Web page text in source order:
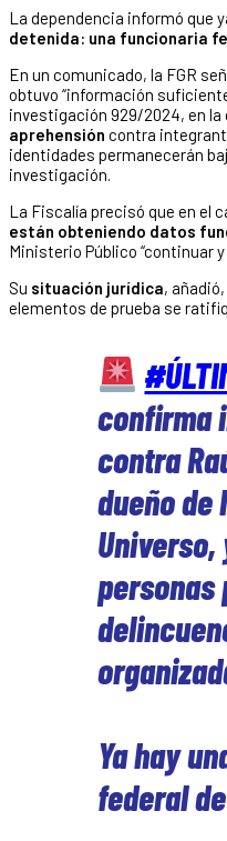
La dependencia informó que
detenida: una funcionaria
En un comunicado, la FGR
obtuvo “información
investigación 929/2024, en la
aprehensión contra
identidades permanecerán
investigación.
La Fiscalía precisó que en el
están obteniendo datos
Ministerio Público “continuar
Su situación jurídica,
elementos de prueba se
confirma
contra
dueño de
personas
Ya hay
federal